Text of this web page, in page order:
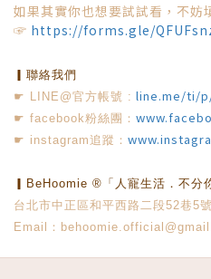
如果其實你也想要試試看，不妨
☞ https://forms.gle/
▎聯絡我們
☛ LINE@官方帳號 : line.me/ti/
☛ facebook粉絲團：
☛ instagram追蹤：
▎BeHoomie ®「人寵生活．不分
台北市中正區和平西路二段52巷5
Email：